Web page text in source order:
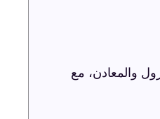
بجامعة الملك فهد للبترول والمعادن، مع